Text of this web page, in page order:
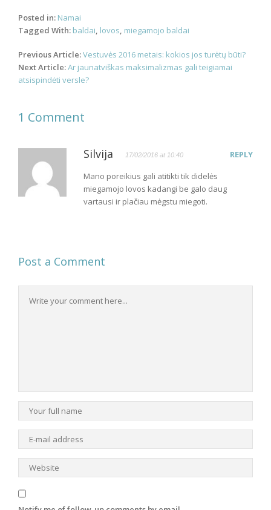
Posted in: Namai
Tagged With: baldai lovos miegamojo baldai
Post
navigation
Previous Article:Vestuvės 2016 metais: kokios jos turėtų būti?
Next Article:Ar jaunatviškas maksimalizmas gali teigiamai
atsispindėti versle?
1 Comment
Silvija 17/02/2016 at 10:40
REPLY
Mano poreikius gali atitikti tik didelės
miegamojo lovos kadangi be galo daug
vartausi ir plačiau mėgstu miegoti.
Post a Comment